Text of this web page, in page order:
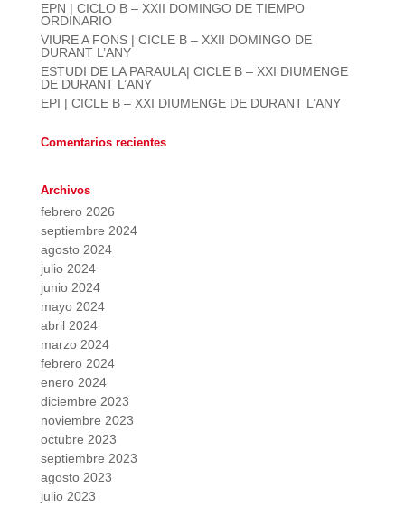
EPN | CICLO B – XXII DOMINGO DE TIEMPO
ORDINARIO
VIURE A FONS | CICLE B – XXII DOMINGO DE
DURANT L’ANY
ESTUDI DE LA PARAULA| CICLE B – XXI DIUMENGE
DE DURANT L’ANY
EPI | CICLE B – XXI DIUMENGE DE DURANT L’ANY
Comentarios recientes
Archivos
febrero 2026
septiembre 2024
agosto 2024
julio 2024
junio 2024
mayo 2024
abril 2024
marzo 2024
febrero 2024
enero 2024
diciembre 2023
noviembre 2023
octubre 2023
septiembre 2023
agosto 2023
julio 2023